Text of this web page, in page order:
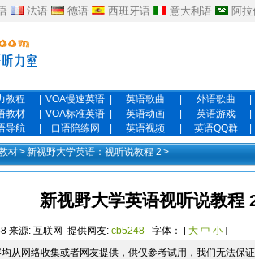
法语 德语 西班牙语 意大利语 阿
教程 VOA慢速英语 英语歌曲 外语歌曲
教材 VOA标准英语 英语动画 英语游戏
导航 口语陪练网 英语视频 英语QQ群
材>新视野大学英语：视听说教程 2 >
新视野大学英语视听说教程
来源: 互联网 提供网友: cb5248 字体： [大 中 小 ]
从网络收集或者网友提供，供仅参考试用，我们无法保